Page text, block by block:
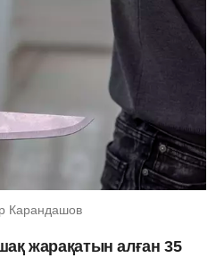
Карандашов
жарақатын алған 35